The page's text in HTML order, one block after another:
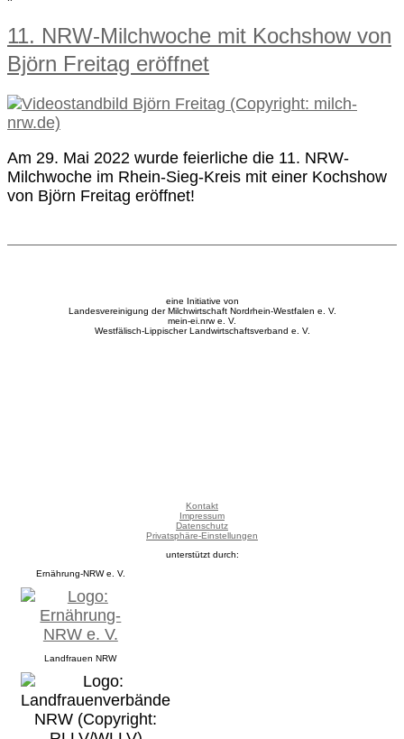
11. NRW-Milchwoche mit Kochshow von
Björn Freitag eröffnet
Am 29. Mai 2022 wurde feierliche die 11. NRW-
Milchwoche im Rhein-Sieg-Kreis mit einer Kochshow
von Björn Freitag eröffnet!
eine Initiative von
Landesvereinigung der Milchwirtschaft Nordrhein-Westfalen e. V.
mein-ei.nrw e. V.
Westfälisch-Lippischer Landwirtschaftsverband e. V.
Kontakt
Impressum
Datenschutz
Privatsphäre-Einstellungen
unterstützt durch:
Ernährung-NRW e. V.
Landfrauen NRW